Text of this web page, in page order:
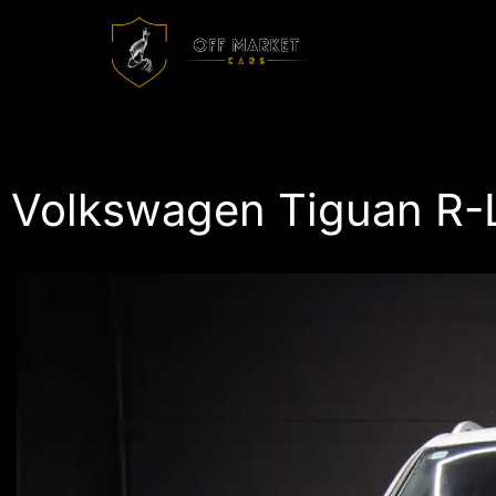
Volkswagen Tiguan R-